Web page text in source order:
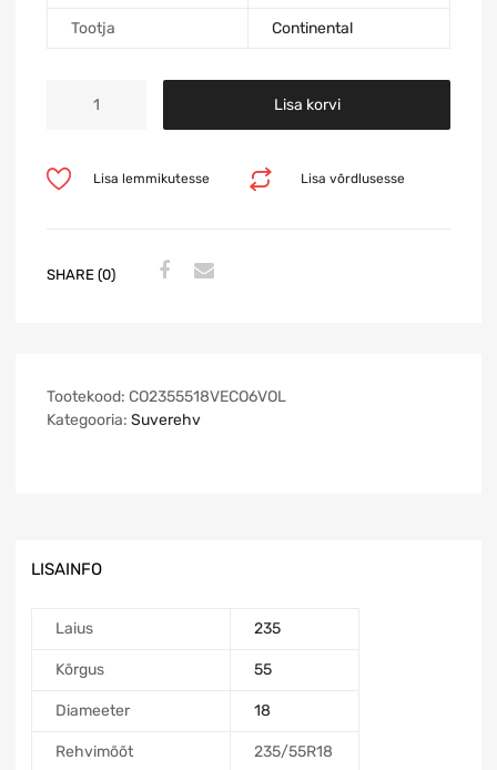
Tootja Continental
Lisa korvi
Lisa võrdlusesse
Lisa lemmikutesse
SHARE (0)
Tootekood: CO2355518VECO6VOL
Kategooria: Suverehv
LISAINFO
Laius 235
Kõrgus 55
Diameeter 18
Rehvimõõt 235/55R18